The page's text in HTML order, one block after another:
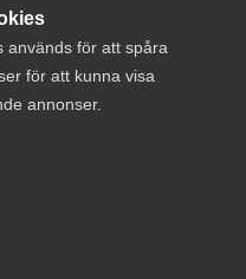
används för att spåra
för att kunna visa
annonser.